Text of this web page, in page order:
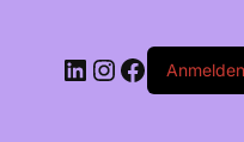
LinkedIn
Instagram
Anmelden